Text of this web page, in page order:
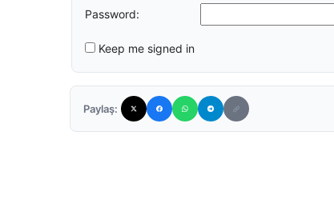
Password:
Keep me signed in
Paylaş: